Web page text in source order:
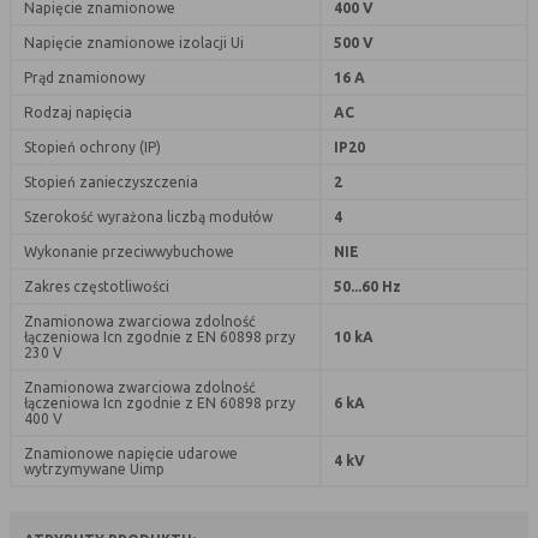
nie powinna uniemożliwić zupełnego
krzystania z niej,
wybrane funkcje nie będą działać
prawidłowo.
Biznesowe
Umożliwiają realizację modelu
udostępniona jest witryna, ich
zablokowanie nie spowoduje
niedostępności całości funkcjonalności
świadczenia usługi ze względu na brak
witryny przychodów subsydiujących
działanie serwisu. Do tej kategorii należą
Napięcie znamionowe 400 V
Napięcie znamionowe izolacji Ui 500 V
Prąd znamionowy 16 A
Rodzaj napięcia AC
Stopień ochrony (IP) IP20
Stopień zanieczyszczenia 2
Szerokość wyrażona liczbą modułów 4
Wykonanie przeciwwybuchowe NIE
Zakres częstotliwości 50...60 Hz
Znamionowa zwarciowa zdolność
łączeniowa Icn zgodnie z EN 60898 przy
230 V
10 kA
Znamionowa zwarciowa zdolność
łączeniowa Icn zgodnie z EN 60898 przy
400 V
6 kA
Znamionowe napięcie udarowe
wytrzymywane Uimp
4 kV